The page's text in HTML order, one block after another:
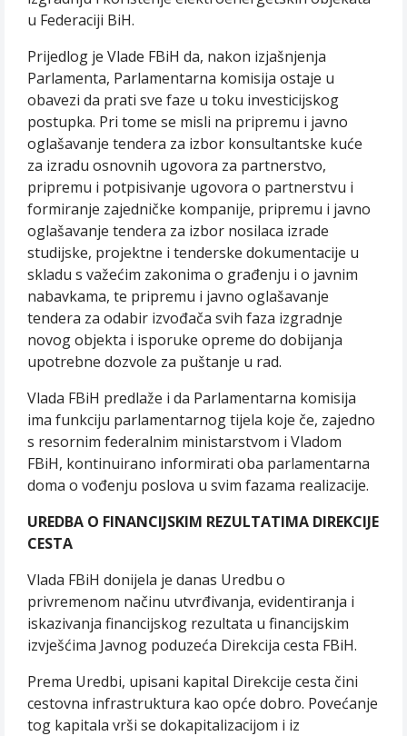
u Federaciji BiH.
Prijedlog je Vlade FBiH da, nakon izjašnjenja
Parlamenta, Parlamentarna komisija ostaje u
obavezi da prati sve faze u toku investicijskog
postupka. Pri tome se misli na pripremu i javno
oglašavanje tendera za izbor konsultantske kuće
za izradu osnovnih ugovora za partnerstvo,
pripremu i potpisivanje ugovora o partnerstvu i
formiranje zajedničke kompanije, pripremu i javno
oglašavanje tendera za izbor nosilaca izrade
studijske, projektne i tenderske dokumentacije u
skladu s važećim zakonima o građenju i o javnim
nabavkama, te pripremu i javno oglašavanje
tendera za odabir izvođača svih faza izgradnje
novog objekta i isporuke opreme do dobijanja
upotrebne dozvole za puštanje u rad.
Vlada FBiH predlaže i da Parlamentarna komisija
ima funkciju parlamentarnog tijela koje če, zajedno
s resornim federalnim ministarstvom i Vladom
FBiH, kontinuirano informirati oba parlamentarna
doma o vođenju poslova u svim fazama realizacije.
UREDBA O FINANCIJSKIM REZULTATIMA DIREKCIJE
CESTA
Vlada FBiH donijela je danas Uredbu o
privremenom načinu utvrđivanja, evidentiranja i
iskazivanja financijskog rezultata u financijskim
izvješćima Javnog poduzeća Direkcija cesta FBiH.
Prema Uredbi, upisani kapital Direkcije cesta čini
cestovna infrastruktura kao opće dobro. Povećanje
tog kapitala vrši se dokapitalizacijom i iz